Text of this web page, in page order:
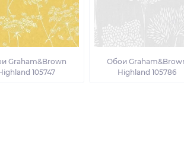
Graham&Brown
105747
Обои
Highland 105786